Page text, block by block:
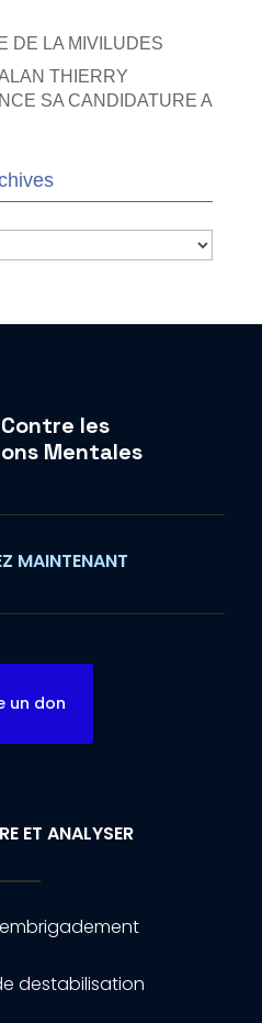
DE LA MIVILUDES
THIERRY
SA CANDIDATURE A
les
Mentales
MAINTENANT
un don
ET ANALYSER
destabilisation